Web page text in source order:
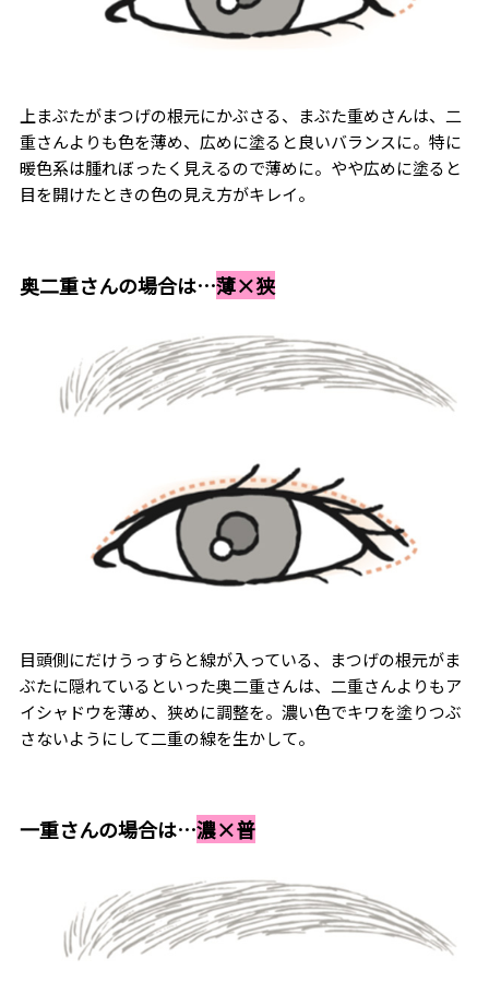
上まぶたがまつげの根元にかぶさる、まぶた重めさんは、二
重さんよりも色を薄め、広めに塗ると良いバランスに。特に
暖色系は腫れぼったく見えるので薄めに。やや広めに塗ると
目を開けたときの色の見え方がキレイ。
奥二重さんの場合は…薄×狭
目頭側にだけうっすらと線が入っている、まつげの根元がま
ぶたに隠れているといった奥二重さんは、二重さんよりもア
イシャドウを薄め、狭めに調整を。濃い色でキワを塗りつぶ
さないようにして二重の線を生かして。
一重さんの場合は…濃×普